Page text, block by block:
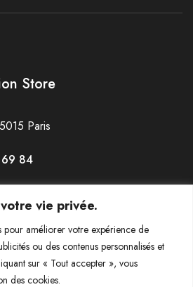
vie privée.
pour améliorer votre expérience de
ou des contenus personnalisés et
sur « Tout accepter », vous
des cookies.
Store
Paris
69 84
Samedi de 12h30 à 19h30